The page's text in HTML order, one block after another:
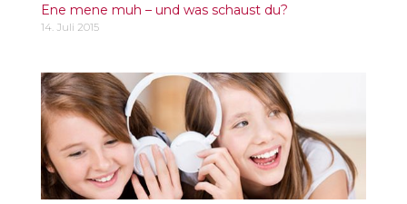
Ene mene muh – und was schaust du?
14. Juli 2015